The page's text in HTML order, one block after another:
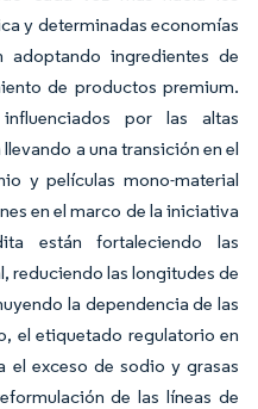
y determinadas economías
ingredientes de
de productos premium.
por las altas
a una transición en el
y películas mono-material
en el marco de la iniciativa
están fortaleciendo las
reduciendo las longitudes de
la dependencia de las
el etiquetado regulatorio en
el exceso de sodio y grasas
de las líneas de